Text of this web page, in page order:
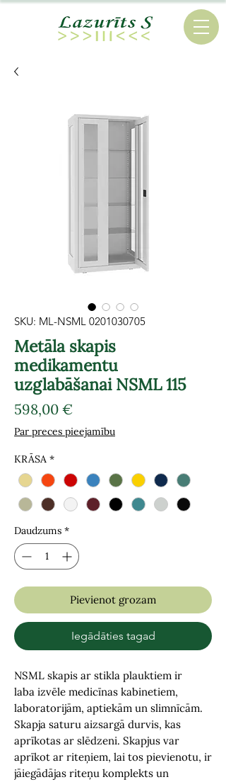
SKU: ML-NSML 0201030705
Metāla skapis
medikamentu
uzglabāšanai NSML 115
598,00 €Cena
Par preces pieejamību
KRĀSA *
Daudzums *
Pievienot grozam
Iegādāties tagad
NSML skapis ar stikla plauktiem ir
laba izvēle medicīnas kabinetiem,
laboratorijām, aptiekām un slimnīcām.
Skapja saturu aizsargā durvis, kas
aprīkotas ar slēdzeni. Skapjus var
aprīkot ar riteņiem, lai tos pievienotu, ir
jāiegādājas riteņu komplekts un